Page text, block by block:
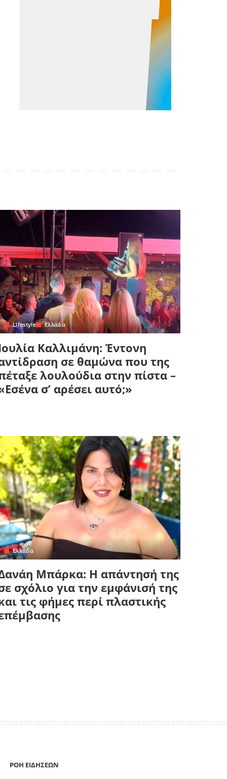
Lifestyle Ελλάδα
Καλλιμάνη: Έντονη
σε θαμώνα που της
λουλούδια στην πίστα –
σ’ αρέσει αυτό;»
Ελλάδα
Μπάρκα: Η απάντησή της
σχόλιο για την εμφάνισή της
τις φήμες περί πλαστικής
ΡΟΗ ΕΙΔΗΣΕΩΝ